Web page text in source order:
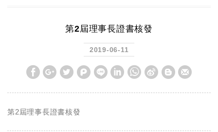
第2屆理事長證書核發
2019-06-11
第2屆理事長證書核發